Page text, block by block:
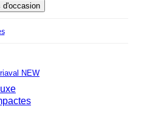
d'occasion
NEW